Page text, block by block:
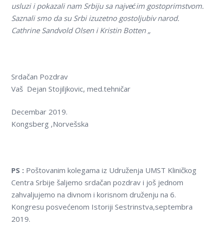
usluzi i pokazali nam Srbiju sa najvećim gostoprimstvom.
Saznali smo da su Srbi izuzetno gostoljubiv narod.
Cathrine Sandvold Olsen i Kristin Botten „
Srdačan Pozdrav
Vaš Dejan Stojiljkovic, med.tehničar
Decembar 2019.
Kongsberg ,Norvešska
PS : Poštovanim kolegama iz Udruženja UMST Kliničkog
Centra Srbije šaljemo srdačan pozdrav i još jednom
zahvaljujemo na divnom i korisnom druženju na 6.
Kongresu posvećenom Istoriji Sestrinstva,septembra
2019.